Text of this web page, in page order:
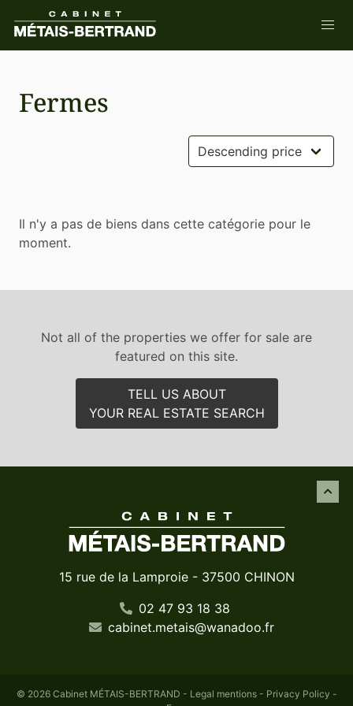
Fermes
Il n'y a pas de biens dans cette catégorie pour le
moment.
Not all of the properties we offer for sale are
featured on this site.
TELL US ABOUT
YOUR REAL ESTATE SEARCH
15 rue de la Lamproie - 37500 CHINON
02 47 93 18 38
cabinet.metais@wanadoo.fr
© 2026 Cabinet MÉTAIS-BERTRAND - Legal mentions- Privacy Policy -